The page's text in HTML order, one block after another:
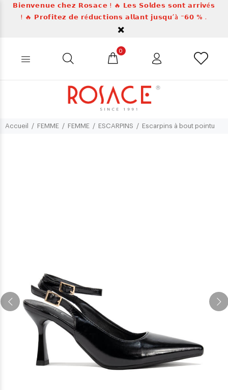
𝗕𝗶𝗲𝗻𝘃𝗲𝗻𝘂𝗲 𝗰𝗵𝗲𝘇 𝗥𝗼𝘀𝗮𝗰𝗲 ! 🔥 𝗟𝗲𝘀 𝗦𝗼𝗹𝗱𝗲𝘀 𝘀𝗼𝗻𝘁 𝗮𝗿𝗿𝗶𝘃é𝘀
! 🔥 𝗣𝗿𝗼𝗳𝗶𝘁𝗲𝘇 𝗱𝗲 𝗿é𝗱𝘂𝗰𝘁𝗶𝗼𝗻𝘀 𝗮𝗹𝗹𝗮𝗻𝘁 𝗷𝘂𝘀𝗾𝘂’à ⁻𝟲𝟬 % .
0
Accueil FEMME FEMME ESCARPINS Escarpins à bout pointu